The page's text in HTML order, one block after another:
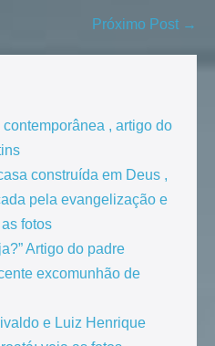
Próximo Post →
, artigo do
construída em Deus ,
pela evangelização e
fotos
Artigo do padre
excomunhão de
e Luiz Henrique